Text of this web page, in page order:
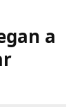
a